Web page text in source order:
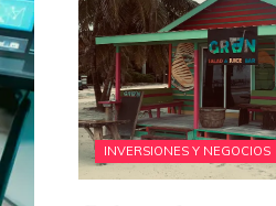
INVERSIONES Y NEGOCIOS